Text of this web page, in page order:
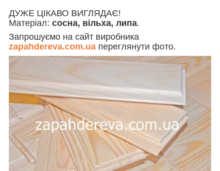
ДУЖЕ ЦІКАВО ВИГЛЯДАЄ!
Матеріал: сосна, вільха, липа.
Запрошуємо на сайт виробника
zapahdereva.com.ua переглянути фото.